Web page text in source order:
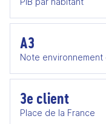
A3
Note
3e client
Place de la France